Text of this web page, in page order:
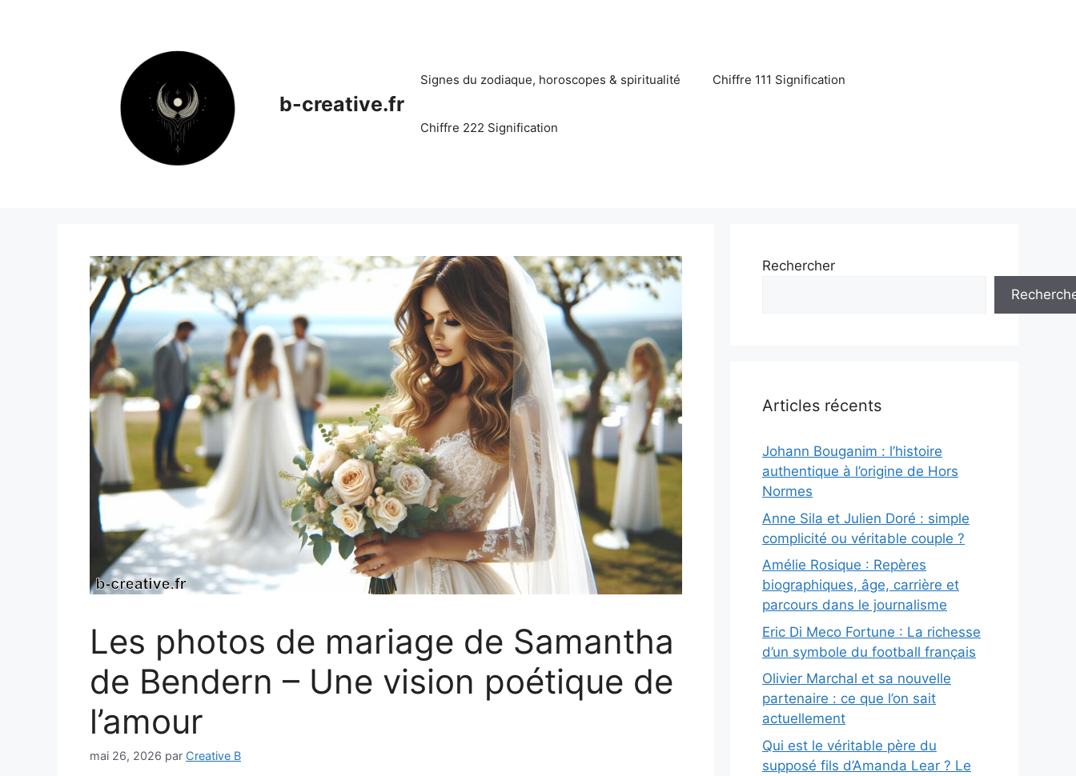
b-creative.fr
Signes du zodiaque, horoscopes & spiritualité Chiffre 111 Signification
Chiffre 222 Signification
Les photos de mariage de Samantha
de Bendern – Une vision poétique de
l’amour
mai 26, 2026 par Creative B
Rechercher
Articles récents
Johann Bouganim : l’histoire
authentique à l’origine de Hors
Normes
Anne Sila et Julien Doré : simple
complicité ou véritable couple ?
Amélie Rosique : Repères
biographiques, âge, carrière et
parcours dans le journalisme
Eric Di Meco Fortune : La richesse
d’un symbole du football français
Olivier Marchal et sa nouvelle
partenaire : ce que l’on sait
actuellement
Qui est le véritable père du
supposé fils d’Amanda Lear ? Le